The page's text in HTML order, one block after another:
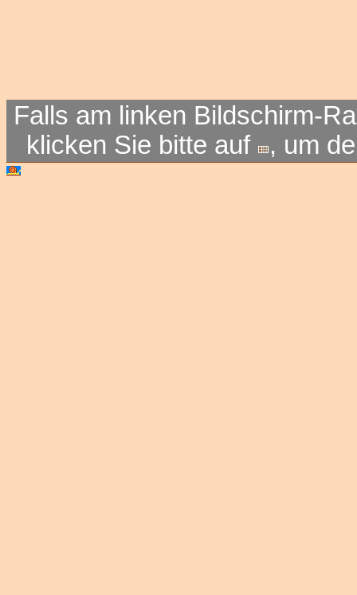
Falls am linken Bildschirm-
klicken Sie bitte auf
, um